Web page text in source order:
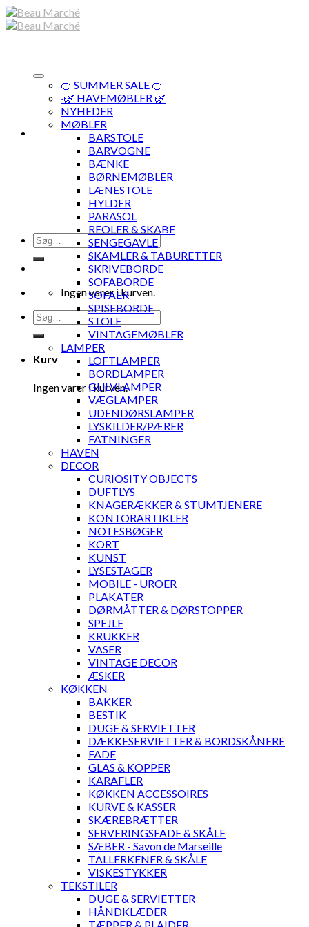
Skip
to
Søg
efter:
Ingen varer i kurven.
Søg
efter:
Kurv
Ingen varer i kurven.
🍊 SUMMER SALE 🍊
·🌿 HAVEMØBLER 🌿
NYHEDER
MØBLER
BARSTOLE
BARVOGNE
BÆNKE
BØRNEMØBLER
LÆNESTOLE
HYLDER
PARASOL
REOLER & SKABE
SENGEGAVLE
SKAMLER & TABURETTER
SKRIVEBORDE
SOFABORDE
SOFAER
SPISEBORDE
STOLE
VINTAGEMØBLER
LAMPER
LOFTLAMPER
BORDLAMPER
GULVLAMPER
VÆGLAMPER
UDENDØRSLAMPER
LYSKILDER/PÆRER
FATNINGER
HAVEN
DECOR
CURIOSITY OBJECTS
DUFTLYS
KNAGERÆKKER & STUMTJENERE
KONTORARTIKLER
NOTESBØGER
KORT
KUNST
LYSESTAGER
MOBILE - UROER
PLAKATER
DØRMÅTTER & DØRSTOPPER
SPEJLE
KRUKKER
VASER
VINTAGE DECOR
ÆSKER
KØKKEN
BAKKER
BESTIK
DUGE & SERVIETTER
DÆKKESERVIETTER & BORDSKÅNERE
FADE
GLAS & KOPPER
KARAFLER
KØKKEN ACCESSOIRES
KURVE & KASSER
SKÆREBRÆTTER
SERVERINGSFADE & SKÅLE
SÆBER - Savon de Marseille
TALLERKENER & SKÅLE
VISKESTYKKER
TEKSTILER
DUGE & SERVIETTER
HÅNDKLÆDER